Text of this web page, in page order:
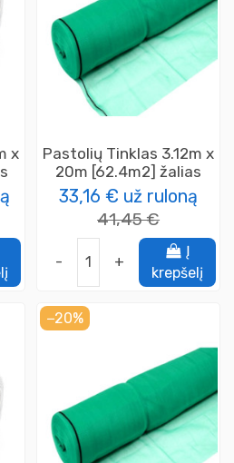
x
Pastolių Tinklas 3.12m x
20m [62.4m2] žalias
33,16 € už ruloną
41,45 €
- +
Į
krepšelį
−20%